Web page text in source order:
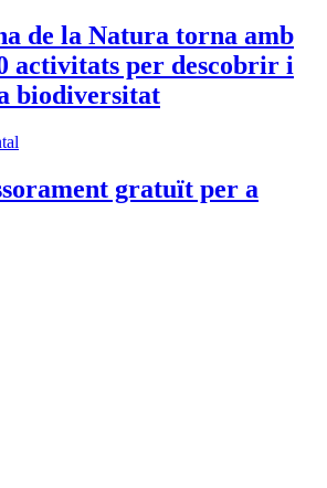
de la Natura torna amb
activitats per descobrir i
biodiversitat
gratuït per a